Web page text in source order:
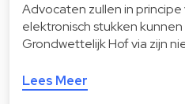
Advocaten zullen in
elektronisch stukken
Grondwettelijk Hof via zijn
Lees Meer